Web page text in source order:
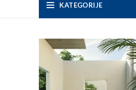
KATEGORIJE